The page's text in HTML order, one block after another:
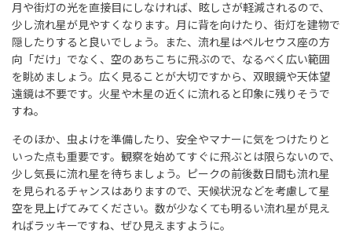
月や街灯の光を直接目にしなければ、眩しさが軽減されるので、
少し流れ星が見やすくなります。月に背を向けたり、街灯を建物で
隠したりすると良いでしょう。また、流れ星はペルセウス座の方
向「だけ」でなく、空のあちこちに飛ぶので、なるべく広い範囲
を眺めましょう。広く見ることが大切ですから、双眼鏡や天体望
遠鏡は不要です。火星や木星の近くに流れると印象に残りそうで
すね。
そのほか、虫よけを準備したり、安全やマナーに気をつけたりと
いった点も重要です。観察を始めてすぐに飛ぶとは限らないので、
少し気長に流れ星を待ちましょう。ピークの前後数日間も流れ星
を見られるチャンスはありますので、天候状況などを考慮して星
空を見上げてみてください。数が少なくても明るい流れ星が見え
ればラッキーですね、ぜひ見えますように。